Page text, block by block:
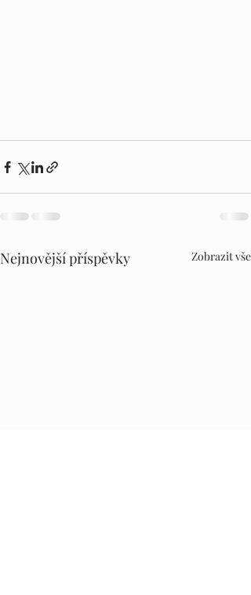
Nejnovější příspěvky Zobrazit vše